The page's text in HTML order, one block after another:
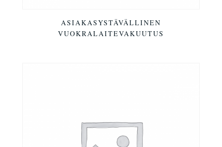
ASIAKASYSTÄVÄLLINEN
VUOKRALAITEVAKUUTUS